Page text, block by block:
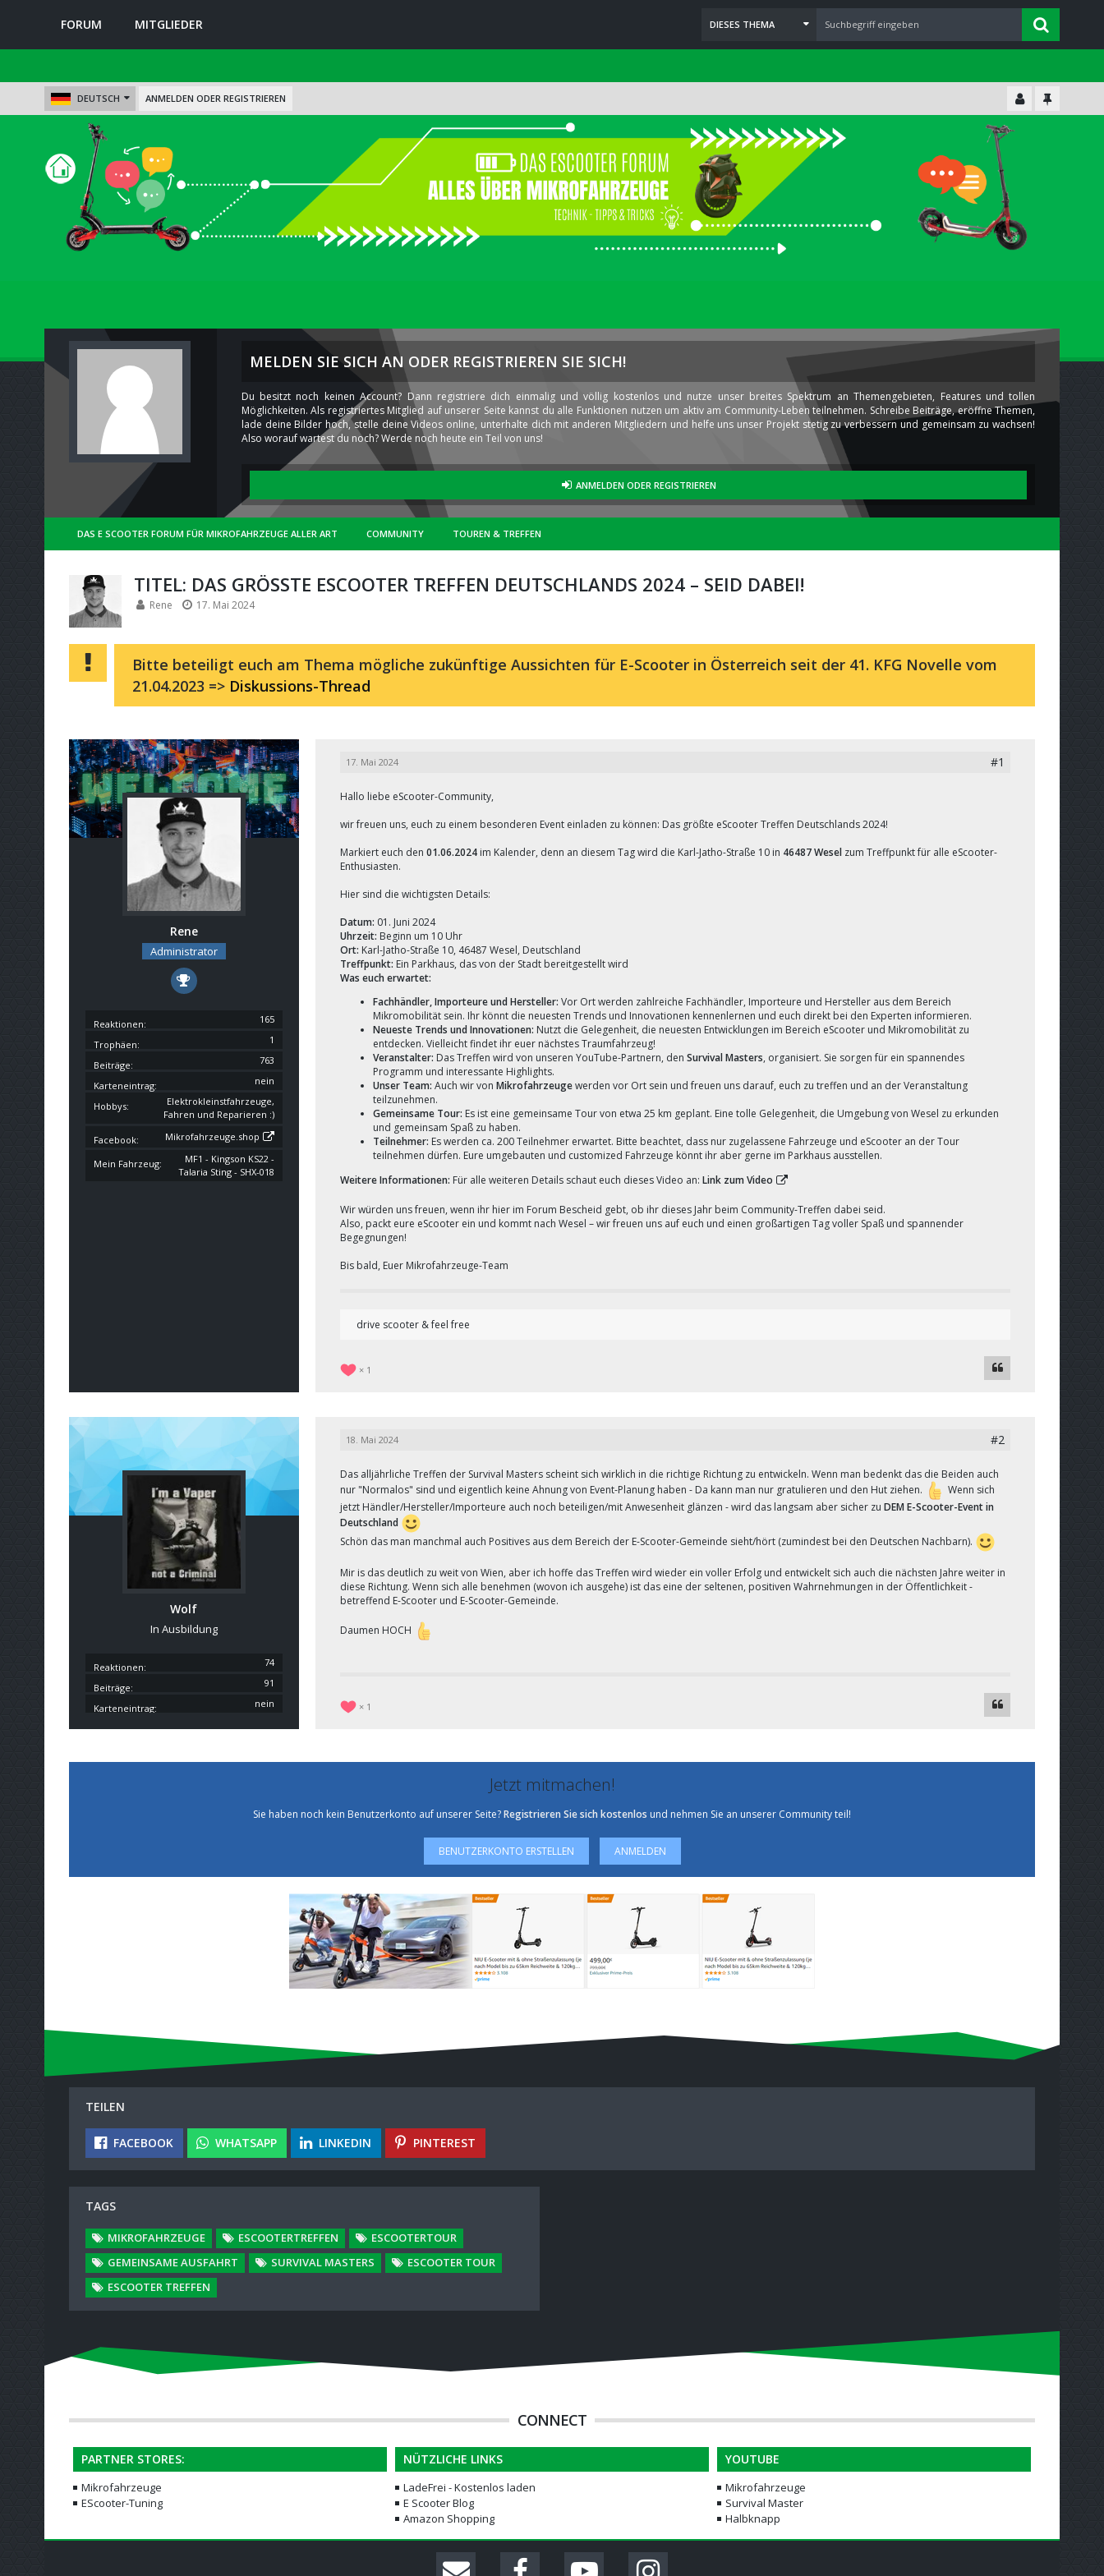
FORUM MITGLIEDER DIESES THEMA
DEUTSCH ANMELDEN ODER REGISTRIEREN
MELDEN SIE SICH AN ODER REGISTRIEREN SIE SICH!
Du besitzt noch keinen Account? Dann registriere dich einmalig und völlig kostenlos und nutze unser breites Spektrum an Themengebieten, Features und tollen
Möglichkeiten. Als registriertes Mitglied auf unserer Seite kannst du alle Funktionen nutzen um aktiv am Community-Leben teilnehmen. Schreibe Beiträge, eröffne Themen,
lade deine Bilder hoch, stelle deine Videos online, unterhalte dich mit anderen Mitgliedern und helfe uns unser Projekt stetig zu verbessern und gemeinsam zu wachsen!
Also worauf wartest du noch? Werde noch heute ein Teil von uns!
ANMELDEN ODER REGISTRIEREN
DAS E SCOOTER FORUM FÜR MIKROFAHRZEUGE ALLER ART COMMUNITY TOUREN & TREFFEN
TITEL: DAS GRÖSSTE ESCOOTER TREFFEN DEUTSCHLANDS 2024 – SEID DABEI!
Rene 17. Mai 2024
Bitte beteiligt euch am Thema mögliche zukünftige Aussichten für E-Scooter in Österreich seit der 41. KFG Novelle vom
21.04.2023 => Diskussions-Thread
Rene
Administrator
Reaktionen 165
Trophäen 1
Beiträge 763
Karteneintrag nein
Hobbys
Elektrokleinstfahrzeuge,
Fahren und Reparieren :)
Facebook Mikrofahrzeuge.shop
Mein Fahrzeug
MF1 - Kingson KS22 -
Talaria Sting - SHX-018
17. Mai 2024 #1
Hallo liebe eScooter-Community,
wir freuen uns, euch zu einem besonderen Event einladen zu können: Das größte eScooter Treffen Deutschlands 2024!
Markiert euch den 01.06.2024im Kalender, denn an diesem Tag wird die Karl-Jatho-Straße 10 in 46487 Weselzum Treffpunkt für alle eScooter-
Enthusiasten.
Hier sind die wichtigsten Details:
Datum: 01. Juni 2024
Uhrzeit: Beginn um 10 Uhr
Ort: Karl-Jatho-Straße 10, 46487 Wesel, Deutschland
Treffpunkt: Ein Parkhaus, das von der Stadt bereitgestellt wird
Was euch erwartet:
Fachhändler, Importeure und Hersteller: Vor Ort werden zahlreiche Fachhändler, Importeure und Hersteller aus dem Bereich
Mikromobilität sein. Ihr könnt die neuesten Trends und Innovationen kennenlernen und euch direkt bei den Experten informieren.
Neueste Trends und Innovationen: Nutzt die Gelegenheit, die neuesten Entwicklungen im Bereich eScooter und Mikromobilität zu
entdecken. Vielleicht findet ihr euer nächstes Traumfahrzeug!
Veranstalter: Das Treffen wird von unseren YouTube-Partnern, den Survival Masters, organisiert. Sie sorgen für ein spannendes
Programm und interessante Highlights.
Unser Team: Auch wir von Mikrofahrzeugewerden vor Ort sein und freuen uns darauf, euch zu treffen und an der Veranstaltung
teilzunehmen.
Gemeinsame Tour: Es ist eine gemeinsame Tour von etwa 25 km geplant. Eine tolle Gelegenheit, die Umgebung von Wesel zu erkunden
und gemeinsam Spaß zu haben.
Teilnehmer: Es werden ca. 200 Teilnehmer erwartet. Bitte beachtet, dass nur zugelassene Fahrzeuge und eScooter an der Tour
teilnehmen dürfen. Eure umgebauten und customized Fahrzeuge könnt ihr aber gerne im Parkhaus ausstellen.
Weitere Informationen: Für alle weiteren Details schaut euch dieses Video an: Link zum Video
Wir würden uns freuen, wenn ihr hier im Forum Bescheid gebt, ob ihr dieses Jahr beim Community-Treffen dabei seid.
Also, packt eure eScooter ein und kommt nach Wesel – wir freuen uns auf euch und einen großartigen Tag voller Spaß und spannender
Begegnungen!
Bis bald, Euer Mikrofahrzeuge-Team
drive scooter & feel free
1
Wolf
In Ausbildung
Reaktionen 74
Beiträge 91
Karteneintrag nein
18. Mai 2024 #2
Das alljährliche Treffen der Survival Masters scheint sich wirklich in die richtige Richtung zu entwickeln. Wenn man bedenkt das die Beiden auch
nur "Normalos" sind und eigentlich keine Ahnung von Event-Planung haben - Da kann man nur gratulieren und den Hut ziehen.
Wenn sich
jetzt Händler/Hersteller/Importeure auch noch beteiligen/mit Anwesenheit glänzen - wird das langsam aber sicher zu DEM E-Scooter-Eventin
Deutschland
Schön das man manchmal auch Positives aus dem Bereich der E-Scooter-Gemeinde sieht/hört (zumindest bei den Deutschen Nachbarn).
Mir is das deutlich zu weit von Wien, aber ich hoffe das Treffen wird wieder ein voller Erfolg und entwickelt sich auch die nächsten Jahre weiter in
diese Richtung. Wenn sich alle benehmen (wovon ich ausgehe) ist das eine der seltenen, positiven Wahrnehmungen in der Öffentlichkeit -
betreffend E-Scooter und E-Scooter-Gemeinde.
Daumen HOCH
1
Jetzt mitmachen!
Sie haben noch kein Benutzerkonto auf unserer Seite?Registrieren Sie sich kostenlos und nehmen Sie an unserer Community teil!
BENUTZERKONTO ERSTELLEN ANMELDEN
TEILEN
FACEBOOK WHATSAPP LINKEDIN PINTEREST
TAGS
MIKROFAHRZEUGE ESCOOTERTREFFEN
ESCOOTERTOUR
GEMEINSAME AUSFAHRT
SURVIVAL MASTERS
ESCOOTER TOUR
ESCOOTER TREFFEN
CONNECT
PARTNER STORES:
Mikrofahrzeuge
EScooter-Tuning
NÜTZLICHE LINKS
LadeFrei - Kostenlos laden
E Scooter Blog
Amazon Shopping
YOUTUBE
Mikrofahrzeuge
Survival Master
Halbknapp